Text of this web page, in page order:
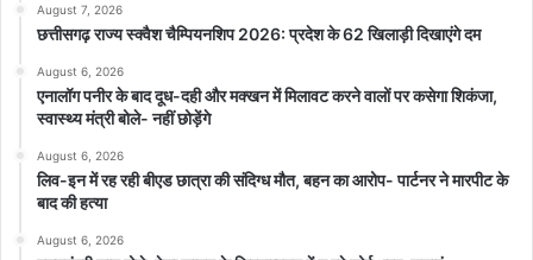
August 7, 2026
छत्तीसगढ़ राज्य स्क्वैश चैम्पियनशिप 2026: प्रदेश के 62 खिलाड़ी दिखाएंगे दम
August 6, 2026
एनालॉग पनीर के बाद दूध-दही और मक्खन में मिलावट करने वालों पर कसेगा शिकंजा,
स्वास्थ्य मंत्री बोले- नहीं छोड़ेंगे
August 6, 2026
लिव-इन में रह रही बीएड छात्रा की संदिग्ध मौत, बहन का आरोप- पार्टनर ने मारपीट के
बाद की हत्या
August 6, 2026